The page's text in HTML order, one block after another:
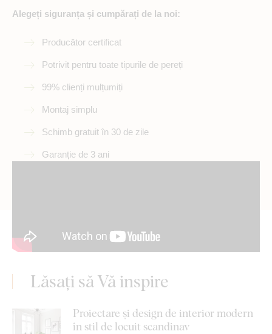
Alegeți siguranța și cumpărați de la noi:
Producător certificat
Potrivit pentru toate tipurile de pereți
99% clienți mulțumiți
Montaj simplu
Schimb gratuit în 30 de zile
Garanție de 3 ani
Lăsați să Vă inspire
Proiectare și design de interior modern
în stil de locuit scandinav